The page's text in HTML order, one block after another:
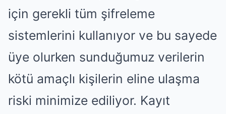
için gerekli tüm şifreleme
sistemlerini kullanıyor ve bu sayede
üye olurken sunduğumuz verilerin
kötü amaçlı kişilerin eline ulaşma
riski minimize ediliyor. Kayıt